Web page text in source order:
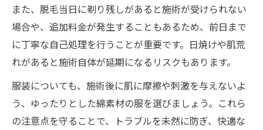
また、脱毛当日に剃り残しがあると施術が受けられない
場合や、追加料金が発生することもあるため、前日まで
に丁寧な自己処理を行うことが重要です。日焼けや肌荒
れがあると施術自体が延期になるリスクもあります。
服装についても、施術後に肌に摩擦や刺激を与えないよ
う、ゆったりとした綿素材の服を選びましょう。これら
の注意点を守ることで、トラブルを未然に防ぎ、快適な